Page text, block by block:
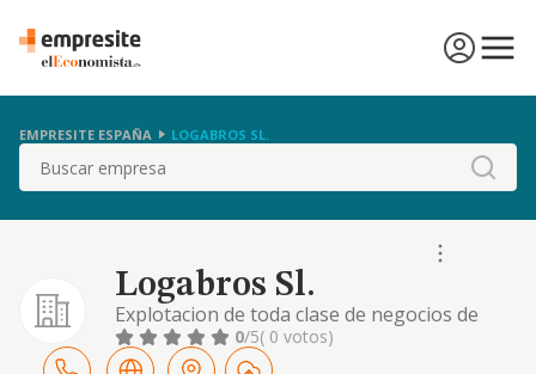
EMPRESITE ESPAÑA LOGABROS SL.
Buscar
Logabros Sl.
Explotacion de toda clase de negocios de
hosteleria y alimentacion, tales como bares,
bodegas, pubs, discotecas, salas de fiesta..
0/5( 0 votos)